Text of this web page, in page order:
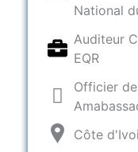
National
Auditeur
EQR
Officier
Côte